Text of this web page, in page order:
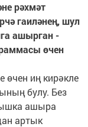
рәхмәт
гаи­ләнең, шул
ашырган -
өчен
өчен иң кирәкле
булу. Без
ашыра
артык